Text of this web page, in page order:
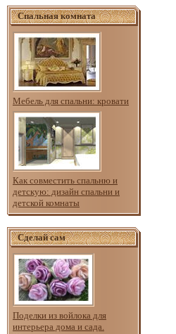
Спальная комната
Мебель для спальни: кровати
Как совместить спальню и
детскую: дизайн спальни и
детской комнаты
Сделай сам
Поделки из войлока для
интерьера дома и сада.